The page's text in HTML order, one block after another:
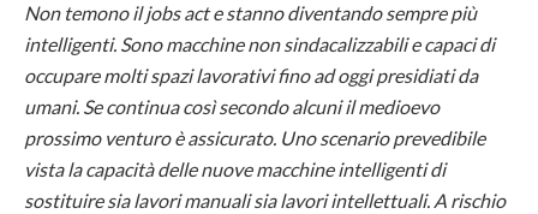
Non temono il jobs act e stanno diventando sempre più
intelligenti. Sono macchine non sindacalizzabili e capaci di
occupare molti spazi lavorativi fino ad oggi presidiati da
umani. Se continua così secondo alcuni il medioevo
prossimo venturo è assicurato. Uno scenario prevedibile
vista la capacità delle nuove macchine intelligenti di
sostituire sia lavori manuali sia lavori intellettuali. A rischio